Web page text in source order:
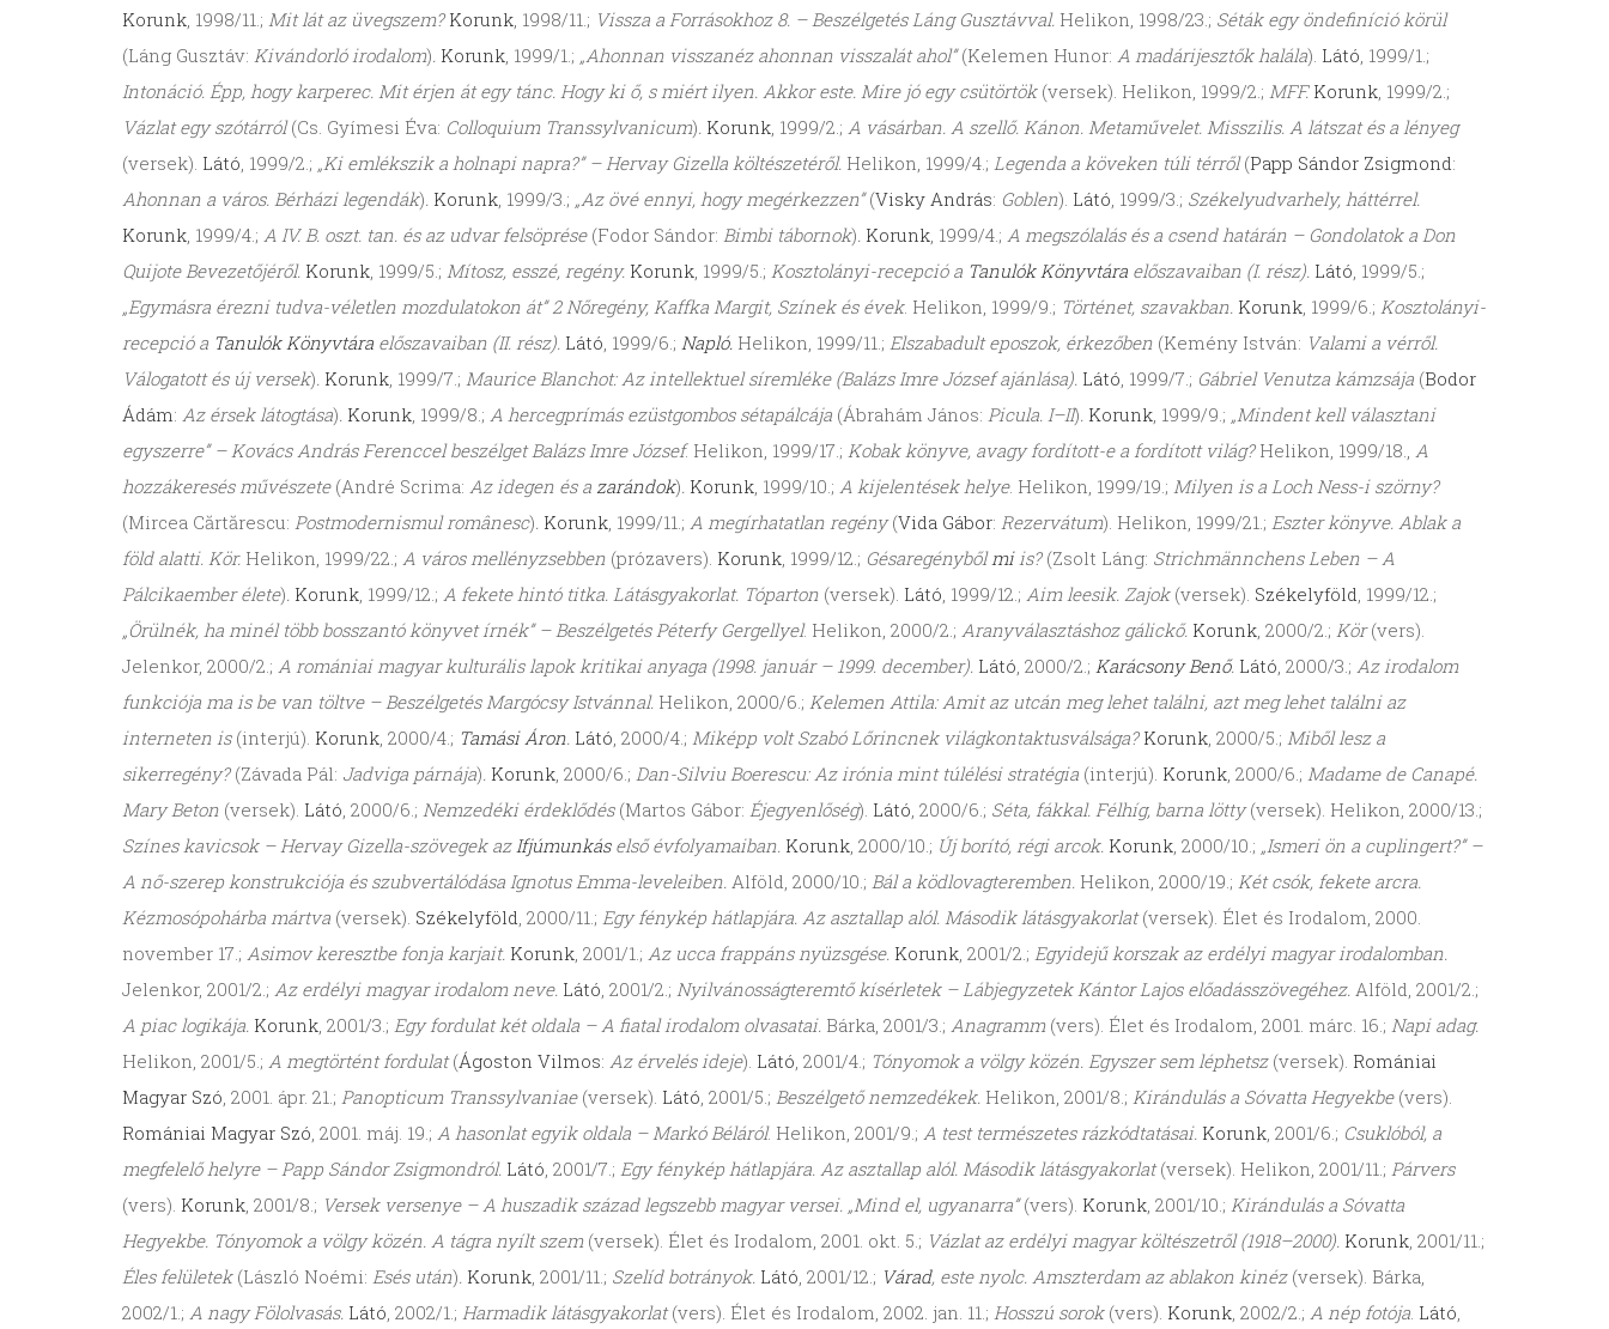
Korunk, 1998/11.; Mit lát az üvegszem? Korunk, 1998/11.; Vissza a Forrásokhoz 8. – Beszélgetés Láng Gusztávval. Helikon, 1998/23.; Séták egy öndefiníció körül
(Láng Gusztáv: Kivándorló irodalom). Korunk, 1999/1.; „Ahonnan visszanéz ahonnan visszalát ahol”(Kelemen Hunor: A madárijesztők halála). Látó, 1999/1.;
Intonáció. Épp, hogy karperec. Mit érjen át egy tánc. Hogy ki ő, s miért ilyen. Akkor este. Mire jó egy csütörtök (versek). Helikon, 1999/2.; MFF. Korunk, 1999/2.;
Vázlat egy szótárról(Cs. Gyímesi Éva: Colloquium Transsylvanicum). Korunk, 1999/2.; A vásárban. A szellő. Kánon. Metaművelet. Misszilis. A látszat és a lényeg
(versek). Látó, 1999/2.; „Ki emlékszik a holnapi napra?” – Hervay Gizella költészetéről. Helikon, 1999/4.; Legenda a köveken túli térről(Papp Sándor Zsigmond:
Ahonnan a város. Bérházi legendák). Korunk, 1999/3.; „Az övé ennyi, hogy megérkezzen”(Visky András: Goblen). Látó, 1999/3.; Székelyudvarhely, háttérrel.
Korunk, 1999/4.; A IV. B. oszt. tan. és az udvar felsöprése (Fodor Sándor: Bimbi tábornok). Korunk, 1999/4.; A megszólalás és a csend határán – Gondolatok a Don
Quijote Bevezetőjéről. Korunk, 1999/5.; Mítosz, esszé, regény. Korunk, 1999/5.; Kosztolányi-recepció a Tanulók Könyvtára előszavaiban (I. rész). Látó, 1999/5.;
„Egymásra érezni tudva-véletlen mozdulatokon át” 2 Nőregény, Kaffka Margit, Színek és évek. Helikon, 1999/9.; Történet, szavakban. Korunk, 1999/6.; Kosztolányi-
recepció a Tanulók Könyvtára előszavaiban (II. rész). Látó, 1999/6.; Napló. Helikon, 1999/11.; Elszabadult eposzok, érkezőben (Kemény István: Valami a vérről.
Válogatott és új versek). Korunk, 1999/7.; Maurice Blanchot: Az intellektuel síremléke (Balázs Imre József ajánlása). Látó, 1999/7.; Gábriel Venutza kámzsája (Bodor
Ádám: Az érsek látogtása). Korunk, 1999/8.; A hercegprímás ezüstgombos sétapálcája (Ábrahám János: Picula. I–II). Korunk, 1999/9.; „Mindent kell választani
egyszerre” – Kovács András Ferenccel beszélget Balázs Imre József. Helikon, 1999/17.; Kobak könyve, avagy fordított-e a fordított világ? Helikon, 1999/18., A
hozzákeresés művészete (André Scrima: Az idegen és a zarándok). Korunk, 1999/10.; A kijelentések helye. Helikon, 1999/19.; Milyen is a Loch Ness-i szörny?
(Mircea Cărtărescu: Postmodernismul românesc). Korunk, 1999/11.; A megírhatatlan regény(Vida Gábor: Rezervátum). Helikon, 1999/21.; Eszter könyve. Ablak a
föld alatti. Kör. Helikon, 1999/22.; A város mellényzsebben (prózavers). Korunk, 1999/12.; Gésaregénybőlmiis? (Zsolt Láng: Strichmännchens Leben – A
Pálcikaember élete). Korunk, 1999/12.; A fekete hintó titka. Látásgyakorlat. Tóparton (versek). Látó, 1999/12.; Aim leesik. Zajok (versek). Székelyföld, 1999/12.;
„Örülnék, ha minél több bosszantó könyvet írnék” – Beszélgetés Péterfy Gergellyel. Helikon, 2000/2.; Aranyválasztáshoz gálickő. Korunk, 2000/2.; Kör(vers).
Jelenkor, 2000/2.; A romániai magyar kulturális lapok kritikai anyaga (1998. január – 1999. december). Látó, 2000/2.; Karácsony Benő. Látó, 2000/3.; Az irodalom
funkciója ma is be van töltve – Beszélgetés Margócsy Istvánnal. Helikon, 2000/6.; Kelemen Attila: Amit az utcán meg lehet találni, azt meg lehet találni az
interneten is (interjú). Korunk, 2000/4.; Tamási Áron. Látó, 2000/4.; Miképp volt Szabó Lőrincnek világkontaktusválsága? Korunk, 2000/5.; Miből lesz a
sikerregény? (Závada Pál: Jadviga párnája). Korunk, 2000/6.; Dan-Silviu Boerescu: Az irónia mint túlélési stratégia (interjú). Korunk, 2000/6.; Madame de Canapé.
Mary Beton (versek). Látó, 2000/6.; Nemzedéki érdeklődés (Martos Gábor: Éjegyenlőség). Látó, 2000/6.; Séta, fákkal. Félhíg, barna lötty(versek). Helikon, 2000/13.;
Színes kavicsok – Hervay Gizella-szövegek azIfjúmunkáselső évfolyamaiban. Korunk, 2000/10.; Új borító, régi arcok. Korunk, 2000/10.; „Ismeri ön a cuplingert?” –
A nő-szerep konstrukciója és szubvertálódása Ignotus Emma-leveleiben. Alföld, 2000/10.; Bál a ködlovagteremben. Helikon, 2000/19.; Két csók, fekete arcra.
Kézmosópohárba mártva (versek). Székelyföld, 2000/11.; Egy fénykép hátlapjára. Az asztallap alól. Második látásgyakorlat(versek). Élet és Irodalom, 2000.
november 17.; Asimov keresztbe fonja karjait. Korunk, 2001/1.; Az ucca frappáns nyüzsgése. Korunk, 2001/2.; Egyidejű korszak az erdélyi magyar irodalomban.
Jelenkor, 2001/2.; Az erdélyi magyar irodalom neve. Látó, 2001/2.; Nyilvánosságteremtő kísérletek – Lábjegyzetek Kántor Lajos előadásszövegéhez. Alföld, 2001/2.;
A piac logikája. Korunk, 2001/3.; Egy fordulat két oldala – A fiatal irodalom olvasatai. Bárka, 2001/3.; Anagramm (vers). Élet és Irodalom, 2001. márc. 16.; Napi adag.
Helikon, 2001/5.; A megtörtént fordulat(Ágoston Vilmos: Az érvelés ideje). Látó, 2001/4.; Tónyomok a völgy közén. Egyszer sem léphetsz (versek). Romániai
Magyar Szó, 2001. ápr. 21.; Panopticum Transsylvaniae (versek). Látó, 2001/5.; Beszélgető nemzedékek. Helikon, 2001/8.; Kirándulás a Sóvatta Hegyekbe(vers).
Romániai Magyar Szó, 2001. máj. 19.; A hasonlat egyik oldala – Markó Béláról. Helikon, 2001/9.; A test természetes rázkódtatásai. Korunk, 2001/6.; Csuklóból, a
megfelelő helyre – Papp Sándor Zsigmondról. Látó, 2001/7.; Egy fénykép hátlapjára. Az asztallap alól. Második látásgyakorlat(versek). Helikon, 2001/11.; Párvers
(vers). Korunk, 2001/8.; Versek versenye – A huszadik század legszebb magyar versei. „Mind el, ugyanarra”(vers). Korunk, 2001/10.; Kirándulás a Sóvatta
Hegyekbe. Tónyomok a völgy közén. A tágra nyílt szem (versek). Élet és Irodalom, 2001. okt. 5.; Vázlat az erdélyi magyar költészetről (1918–2000). Korunk, 2001/11.;
Éles felületek (László Noémi: Esés után). Korunk, 2001/11.; Szelíd botrányok. Látó, 2001/12.; Várad, este nyolc. Amszterdam az ablakon kinéz (versek). Bárka,
2002/1.; A nagy Fölolvasás. Látó, 2002/1.; Harmadik látásgyakorlat(vers). Élet és Irodalom, 2002. jan. 11.; Hosszú sorok (vers). Korunk, 2002/2.; A nép fotója. Látó,